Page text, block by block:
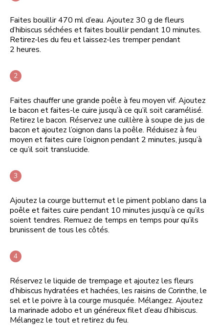
Faites bouillir 470 ml d’eau. Ajoutez 30 g de fleurs
d’hibiscus séchées et faites bouillir pendant 10 minutes.
Retirez-les du feu et laissez-les tremper pendant
2 heures.
Faites chauffer une grande poêle à feu moyen vif. Ajoutez
le bacon et faites-le cuire jusqu’à ce qu’il soit caramélisé.
Retirez le bacon. Réservez une cuillère à soupe de jus de
bacon et ajoutez l’oignon dans la poêle. Réduisez à feu
moyen et faites cuire l’oignon pendant 2 minutes, jusqu’à
ce qu’il soit translucide.
Ajoutez la courge butternut et le piment poblano dans la
poêle et faites cuire pendant 10 minutes jusqu’à ce qu’ils
soient tendres. Remuez de temps en temps pour qu’ils
brunissent de tous les côtés.
Réservez le liquide de trempage et ajoutez les fleurs
d’hibiscus hydratées et hachées, les raisins de Corinthe, le
sel et le poivre à la courge musquée. Mélangez. Ajoutez
la marinade adobo et un généreux filet d’eau d’hibiscus.
Mélangez le tout et retirez du feu.